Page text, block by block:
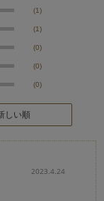
(1)
(1)
(0)
(0)
(0)
しい順
2023.4.24